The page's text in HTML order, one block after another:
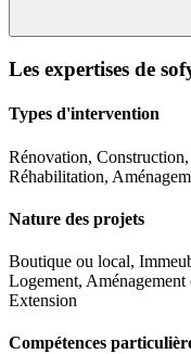
Les expertises de
Types d'intervention
Rénovation,
Réhabilitation,
Nature des projets
Boutique ou local,
Logement,
Extension
Compétences